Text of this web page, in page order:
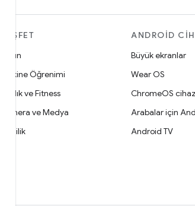
KEŞFET
Oyun
Makine Öğrenimi
Sağlık ve Fitness
Kamera ve Medya
Gizlilik
ANDROID
Büyük ekranlar
Wear OS
ChromeOS
Arabalar için
Android TV